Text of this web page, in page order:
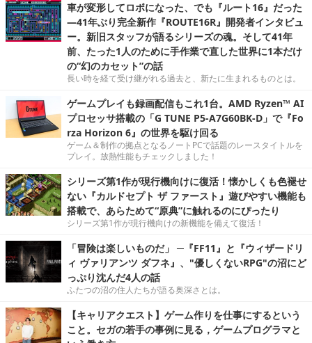
車が変形してロボになった、でも『ルート16』だった
―41年ぶり完全新作『ROUTE16R』開発者インタビュ
ー。新旧スタッフが語るシリーズの魂。そして41年
前、たった1人のために手作業で直した世界に1本だけ
の“幻のカセット”の話
長い時を経て受け継がれる過去と、新たに生まれるものとは。
ゲームプレイも録画配信もこれ1台。AMD Ryzen™ AI
プロセッサ搭載の「G TUNE P5-A7G60BK-D」で『Fo
rza Horizon 6』の世界を駆け回る
ゲーム＆制作の拠点となるノートPCで話題のレースタイトルを
プレイ。放熱性能もチェックしました！
シリーズ第1作が現行機向けに復活！懐かしくも色褪せ
ない『カルドセプト ザ ファースト』遊びやすい機能も
搭載で、あらためて“原典”に触れるのにぴったり
シリーズ第1作が現行機向けの新機能を備えて復活！
「冒険は楽しいものだ」 ─『FF11』と『ウィザードリ
ィ ヴァリアンツ ダフネ』、"優しくないRPG"の沼にど
っぷり沈んだ4人の話
ふたつの沼の住人たちが語る奥深さとは。
【キャリアクエスト】ゲーム作りを仕事にするという
こと。セガの若手の事例に見る，ゲームプログラマと